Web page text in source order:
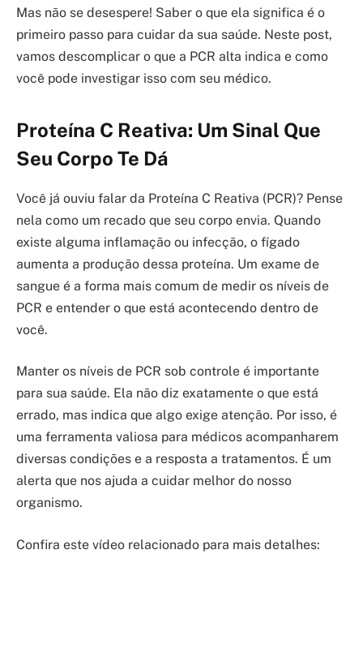
Mas não se desespere! Saber o que ela significa é o
primeiro passo para cuidar da sua saúde. Neste post,
vamos descomplicar o que a PCR alta indica e como
você pode investigar isso com seu médico.
Proteína C Reativa: Um Sinal Que
Seu Corpo Te Dá
Você já ouviu falar da Proteína C Reativa (PCR)? Pense
nela como um recado que seu corpo envia. Quando
existe alguma inflamação ou infecção, o fígado
aumenta a produção dessa proteína. Um exame de
sangue é a forma mais comum de medir os níveis de
PCR e entender o que está acontecendo dentro de
você.
Manter os níveis de PCR sob controle é importante
para sua saúde. Ela não diz exatamente o que está
errado, mas indica que algo exige atenção. Por isso, é
uma ferramenta valiosa para médicos acompanharem
diversas condições e a resposta a tratamentos. É um
alerta que nos ajuda a cuidar melhor do nosso
organismo.
Confira este vídeo relacionado para mais detalhes: